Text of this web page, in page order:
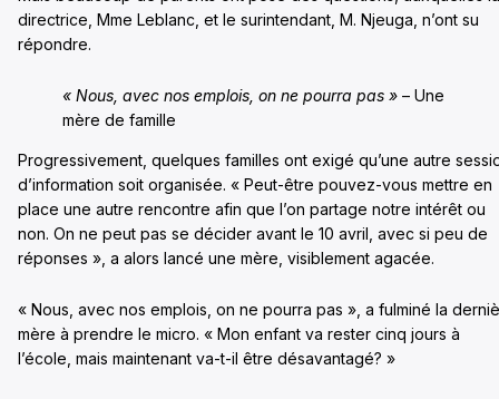
directrice, Mme Leblanc, et le surintendant, M. Njeuga, n’ont su
répondre.
« Nous, avec nos emplois, on ne pourra pas » – Une
mère de famille
Progressivement, quelques familles ont exigé qu’une autre
d’information soit organisée. « Peut-être pouvez-vous mettre en
place une autre rencontre afin que l’on partage notre intérêt ou
non. On ne peut pas se décider avant le 10 avril, avec si peu de
réponses », a alors lancé une mère, visiblement agacée.
« Nous, avec nos emplois, on ne pourra pas », a fulminé la
mère à prendre le micro. « Mon enfant va rester cinq jours à
l’école, mais maintenant va-t-il être désavantagé? »